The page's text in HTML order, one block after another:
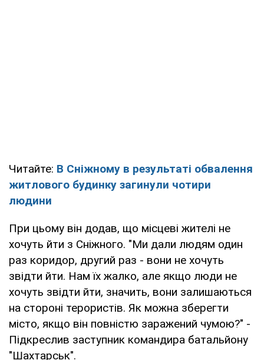
Читайте: В Сніжному в результаті обвалення
житлового будинку загинули чотири
людини
При цьому він додав, що місцеві жителі не
хочуть йти з Сніжного. "Ми дали людям один
раз коридор, другий раз - вони не хочуть
звідти йти. Нам їх жалко, але якщо люди не
хочуть звідти йти, значить, вони залишаються
на стороні терористів. Як можна зберегти
місто, якщо він повністю заражений чумою?" -
Підкреслив заступник командира батальйону
"Шахтарськ".